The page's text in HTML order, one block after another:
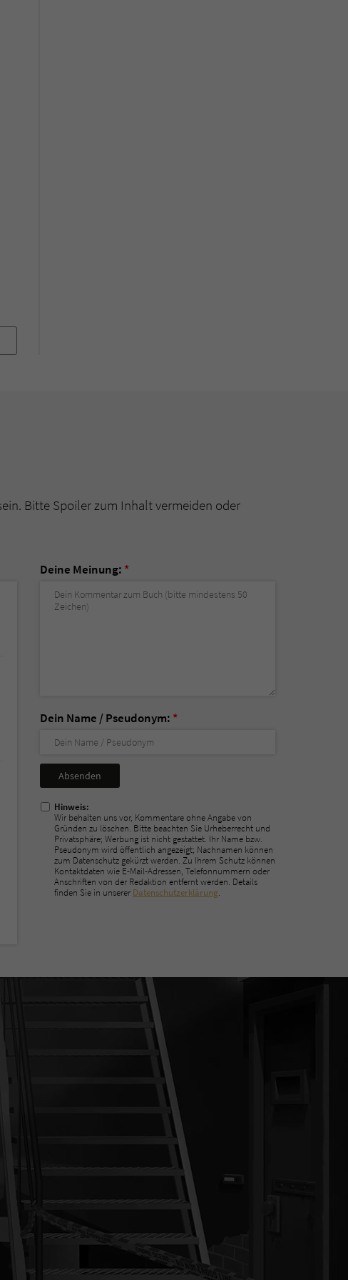
Bitte Spoiler zum Inhalt vermeiden oder
Deine Meinung: *
Dein Name / Pseudonym: *
Nicht
ausfüllen!
Hinweis:
Wir behalten uns vor, Kommentare ohne Angabe von
Gründen zu löschen. Bitte beachten Sie Urheberrecht und
Privatsphäre; Werbung ist nicht gestattet. Ihr Name bzw.
Pseudonym wird öffentlich angezeigt; Nachnamen können
zum Datenschutz gekürzt werden. Zu Ihrem Schutz können
Kontaktdaten wie E-Mail-Adressen, Telefonnummern oder
Anschriften von der Redaktion entfernt werden. Details
finden Sie in unserer Datenschutzerklärung.